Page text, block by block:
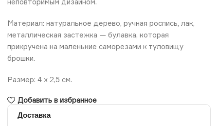
неповторимым дизайном.
Материал: натуральное дерево, ручная роспись, лак,
металлическая застежка — булавка, которая
прикручена на маленькие саморезами к туловищу
брошки.
Размер: 4 х 2,5 см.
Добавить в избранное
Доставка